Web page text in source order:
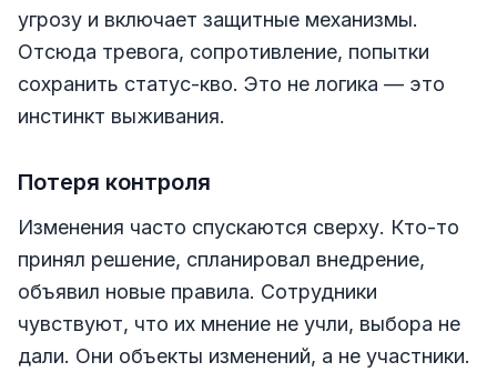
угрозу и включает защитные механизмы.
Отсюда тревога, сопротивление, попытки
сохранить статус-кво. Это не логика — это
инстинкт выживания.
Потеря контроля
Изменения часто спускаются сверху. Кто-то
принял решение, спланировал внедрение,
объявил новые правила. Сотрудники
чувствуют, что их мнение не учли, выбора не
дали. Они объекты изменений, а не участники.